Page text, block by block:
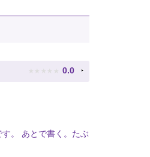
★ ★ ★ ★ ★ 0.0
。 あとで書く。たぶ